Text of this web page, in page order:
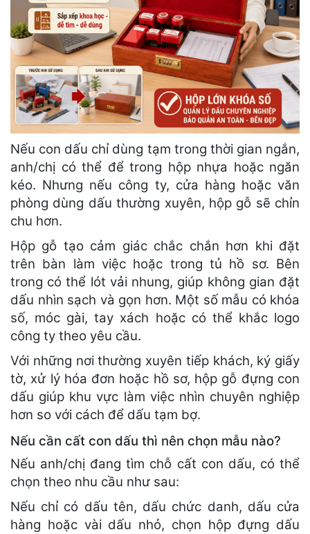
Nếu con dấu chỉ dùng tạm trong thời gian ngắn,
anh/chị có thể để trong hộp nhựa hoặc ngăn
kéo. Nhưng nếu công ty, cửa hàng hoặc văn
phòng dùng dấu thường xuyên, hộp gỗ sẽ chỉn
chu hơn.
Hộp gỗ tạo cảm giác chắc chắn hơn khi đặt
trên bàn làm việc hoặc trong tủ hồ sơ. Bên
trong có thể lót vải nhung, giúp không gian đặt
dấu nhìn sạch và gọn hơn. Một số mẫu có khóa
số, móc gài, tay xách hoặc có thể khắc logo
công ty theo yêu cầu.
Với những nơi thường xuyên tiếp khách, ký giấy
tờ, xử lý hóa đơn hoặc hồ sơ, hộp gỗ đựng con
dấu giúp khu vực làm việc nhìn chuyên nghiệp
hơn so với cách để dấu tạm bợ.
Nếu cần cất con dấu thì nên chọn mẫu nào?
Nếu anh/chị đang tìm chỗ cất con dấu, có thể
chọn theo nhu cầu như sau:
Nếu chỉ có dấu tên, dấu chức danh, dấu cửa
hàng hoặc vài dấu nhỏ, chọn hộp đựng dấu